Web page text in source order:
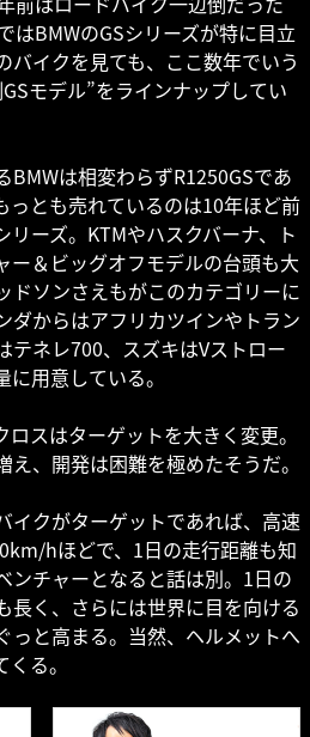
はBMWのGSシリーズが特に目立
バイクを見ても、ここ数年でいう
モデル”をラインナップしてい
BMWは相変わらずR1250GSであ
っとも売れているのは10年ほど前
リーズ。KTMやハスクバーナ、ト
ー＆ビッグオフモデルの台頭も大
ドソンさえもがこのカテゴリーに
ダからはアフリカツインやトラン
テネレ700、スズキはVストロー
用意している。
スはターゲットを大きく変更。
、開発は困難を極めたそうだ。
イクがターゲットであれば、高速
hほどで、1日の走行距離も知
ンチャーとなると話は別。1日の
長く、さらには世界に目を向ける
っと高まる。当然、ヘルメットへ
る。